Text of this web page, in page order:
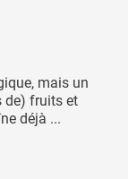
mais un
de) fruits et
déjà ...